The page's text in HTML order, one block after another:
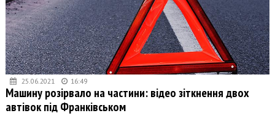
25.06.2021 16:49
Машину розірвало на частини: відео зіткнення двох
автівок під Франківськом